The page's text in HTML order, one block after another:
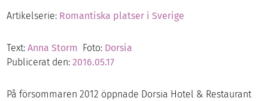
Artikelserie: Romantiska platser i Sverige
Text:Anna Storm Foto: Dorsia
Publicerat den: 2016.05.17
På försommaren 2012 öppnade Dorsia Hotel & Restaurant